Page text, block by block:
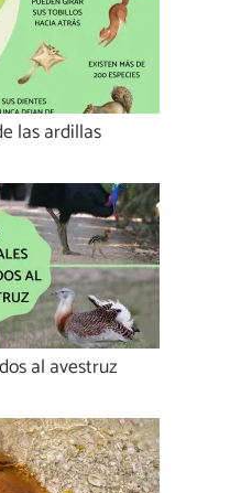
las ardillas
al avestruz